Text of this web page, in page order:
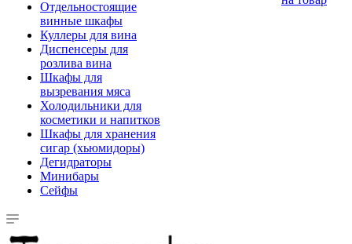
Отдельностоящие
винные шкафы
Куллеры для вина
Диспенсеры для
розлива вина
Шкафы для
вызревания мяса
Холодильники для
косметики и напитков
Шкафы для хранения
сигар (хьюмидоры)
Дегидраторы
Минибары
Сейфы